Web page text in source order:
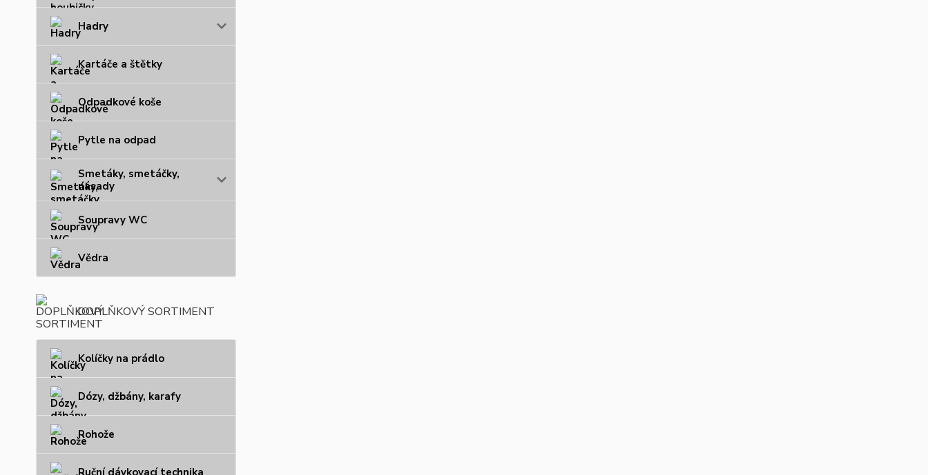
Hadry
Kartáče a štětky
Odpadkové koše
Pytle na odpad
Smetáky, smetáčky,
násady
Soupravy WC
Vědra
DOPLŇKOVÝ SORTIMENT
Kolíčky na prádlo
Dózy, džbány, karafy
Rohože
Ruční dávkovací technika